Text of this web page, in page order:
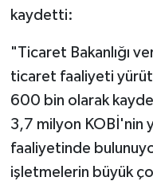
kaydetti:
"Ticaret Bakanlığı
ticaret faaliyeti
600 bin olarak
3,7 milyon KOBİ'nin
faaliyetinde
işletmelerin büyük